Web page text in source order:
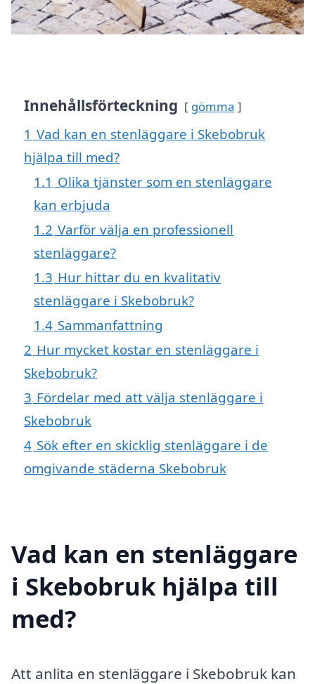
Innehållsförteckning gömma
1 Vad kan en stenläggare i Skebobruk
hjälpa till med?
1.1 Olika tjänster som en stenläggare
kan erbjuda
1.2 Varför välja en professionell
stenläggare?
1.3 Hur hittar du en kvalitativ
stenläggare i Skebobruk?
1.4 Sammanfattning
2 Hur mycket kostar en stenläggare i
Skebobruk?
3 Fördelar med att välja stenläggare i
Skebobruk
4 Sök efter en skicklig stenläggare i de
omgivande städerna Skebobruk
Vad kan en stenläggare
i Skebobruk hjälpa till
med?
Att anlita en stenläggare i Skebobruk kan